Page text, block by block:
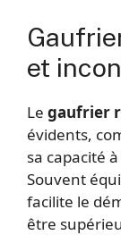
et
Le gaufrier
évidents,
sa capacité
Souvent
facilite le
être